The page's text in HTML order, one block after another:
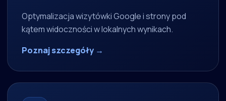
Optymalizacja wizytówki Google i strony pod
kątem widoczności w lokalnych wynikach.
Poznaj szczegóły →